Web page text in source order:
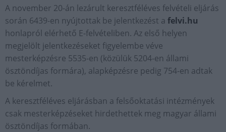
A november 20-án lezárult keresztféléves felvételi eljárás
során 6439-en nyújtottak be jelentkezést a felvi.hu
honlapról elérhető E-felvételiben. Az első helyen
megjelölt jelentkezéseket figyelembe véve
mesterképzésre 5535-en (közülük 5204-en állami
ösztöndíjas formára), alapképzésre pedig 754-en adtak
be kérelmet.
A keresztféléves eljárásban a felsőoktatási intézmények
csak mesterképzéseket hirdethettek meg magyar állami
ösztöndíjas formában.